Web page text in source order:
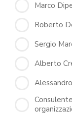
Marco
Roberto
Sergio
Alberto